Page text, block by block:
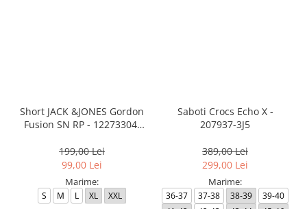
Short JACK &JONES Gordon
Fusion SN RP - 12273304-
199,00 Lei
99,00 Lei
Marime:
S M L XL XXL
Saboti Crocs Echo X -
207937-3J5
389,00 Lei
299,00 Lei
Marime:
36-37 37-38 38-39
39-40